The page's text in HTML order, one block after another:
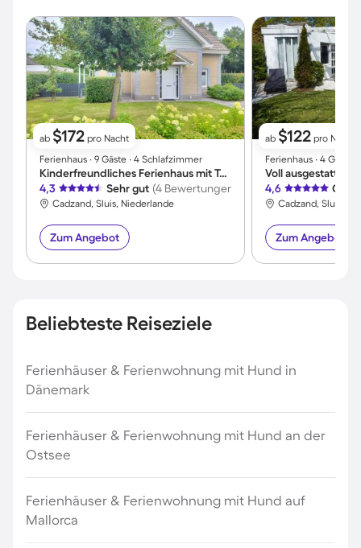
ab $172 pro Nacht
Ferienhaus ∙ 9 Gäste ∙ 4 Schlafzimmer
Kinderfreundliches Ferienhaus mit Terrasse, Sauna und Grill
4,3
Sehr gut (4 Bewertungen)
Cadzand, Sluis, Niederlande
Zum Angebot
ab $122 pro Nacht
Ferienhaus ∙ 4 Gäste
4,6
Cadzand, Sluis,
Zum Angebot
Beliebteste Reiseziele
Ferienhäuser & Ferienwohnung mit Hund in
Dänemark
Ferienhäuser & Ferienwohnung mit Hund an der
Ostsee
Ferienhäuser & Ferienwohnung mit Hund auf
Mallorca